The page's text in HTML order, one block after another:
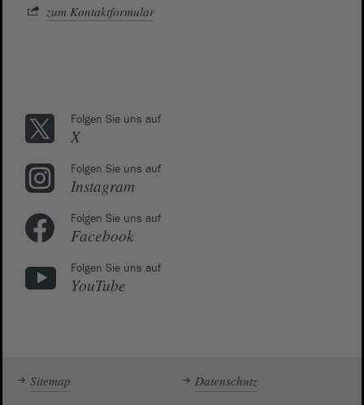
zum Kontaktformular
Folgen Sie uns auf
X
Folgen Sie uns auf
Instagram
Folgen Sie uns auf
Facebook
Folgen Sie uns auf
YouTube
Sitemap Datenschutz